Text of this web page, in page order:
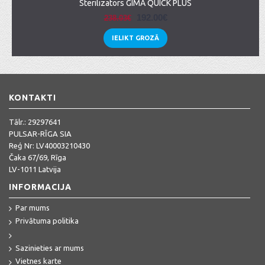
Sterilizators GIMA QUICK PLUS
238.03€
IELIKT GROZĀ
KONTAKTI
Tālr.: 29297641
PULSAR-RĪGA SIA
Reģ Nr: LV40003210430
Čaka 67/69, Rīga
LV-1011 Latvija
INFORMACIJA
Par mums
Privātuma politika
Sazinieties ar mums
Vietnes karte